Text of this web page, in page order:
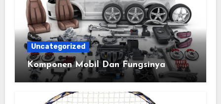
Uncategorized
Komponen Mobil Dan Fungsinya